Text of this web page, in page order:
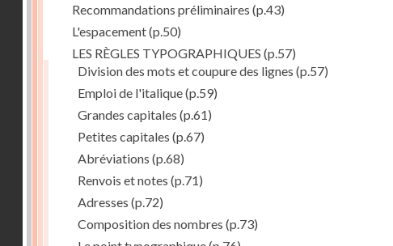
Recommandations préliminaires (p.43)
L'espacement(p.50)
LES RÈGLES TYPOGRAPHIQUES (p.57)
Division des mots et coupure des lignes (p.57)
Emploi de l'italique(p.59)
Grandes capitales (p.61)
Petites capitales (p.67)
Abréviations (p.68)
Renvois et notes (p.71)
Adresses (p.72)
Composition des nombres (p.73)